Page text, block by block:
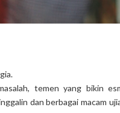
temen yang bikin
dan berbagai macam